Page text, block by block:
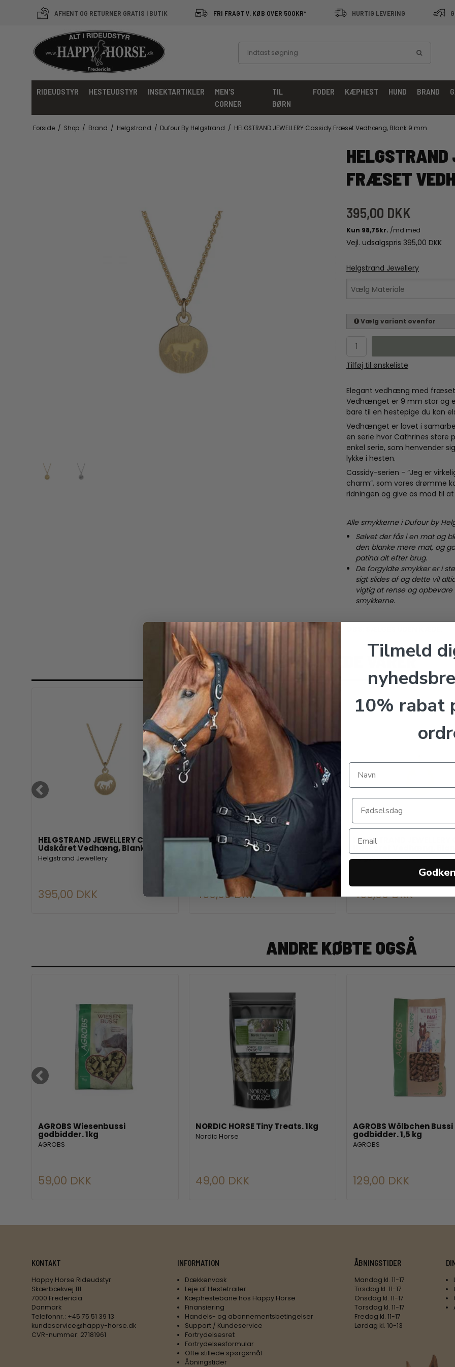
AFHENT OG RETURNER GRATIS | BUTIK FRI FRAGT V. KØB OVER 500KR* HURTIG LEVERING
RIDEUDSTYR HESTEUDSTYR INSEKTARTIKLER
MEN'S
CORNER
TIL
BØRN
FODER KÆPHEST HUND BRAND
Forside / Shop / Brand / Helgstrand / Dufour By Helgstrand / HELGSTRAND JEWELLERY Cassidy Fræset Vedhæng, Blank 9 mm
FRÆSET
395,00 DKK
Vejl. udsalgspris 395,00 DKK
Helgstrand Jewellery
Vælg Materiale
Vælg variant ovenfor
Tilføj til ønskeliste
Elegant vedhæng med fræset
Vedhænget er 9 mm stor og
bare til en hestepige du kan
Vedhænget er lavet i
en serie hvor Cathrines
enkel serie, som henvender
lykke i hesten.
Cassidy-serien - “Jeg er
charm”, som vores drømme
ridningen og give os mod til
Alle smykkerne i Dufour by
Sølvet der fås i en mat og
den blanke mere mat, og
patina alt efter brug.
De forgyldte smykker er i
sigt slides af og dette vil
vigtig at rense og
smykkerne.
RELATEREDE VARER
HELGSTRAND JEWELLERY Cassidy
Udskåret Vedhæng, Blank 9 mm
Helgstrand Jewellery
395,00 DKK
HELGSTRAND JEWELLERY Cassidy
Fræset Vedhæng, Blank 15 mm
Helgstrand Jewellery
450,00 DKK
HELGSTRAND JEWELLERY
Helgstrand Jewellery
450,00 DKK
ANDRE KØBTE OGSÅ
AGROBS Wiesenbussi
godbidder. 1kg
AGROBS
59,00 DKK
NORDIC HORSE Tiny Treats. 1kg
Nordic Horse
49,00 DKK
AGROBS Wölbchen Bussi
godbidder. 1,5 kg
AGROBS
129,00 DKK
KONTAKT
Happy Horse Rideudstyr
Skærbækvej 111
7000 Fredericia
Danmark
Telefonnr.: +45 75 51 39 13
kundeservice@happy-horse.dk
CVR-nummer: 27181961
INFORMATION
Dækkenvask
Leje af Hestetrailer
Kæphestebane hos Happy Horse
Finansiering
Handels- og abonnementsbetingelser
Support / Kundeservice
Fortrydelsesret
Fortrydelsesformular
Ofte stillede spørgsmål
Åbningstider
ÅBNINGSTIDER
Mandag kl. 11-17
Tirsdag kl. 11-17
Onsdag kl. 11-17
Torsdag kl. 11-17
Fredag kl. 11-17
Lørdag kl. 10-13
Tilmeld
10% rabat